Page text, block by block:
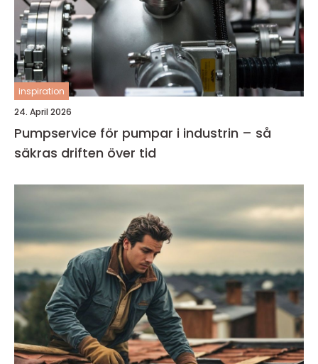
inspiration
24. April 2026
Pumpservice för pumpar i industrin – så
säkras driften över tid